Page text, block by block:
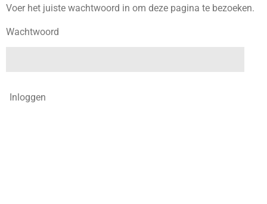
Voer het juiste wachtwoord in om deze pagina te bezoeken.
Wachtwoord
Inloggen